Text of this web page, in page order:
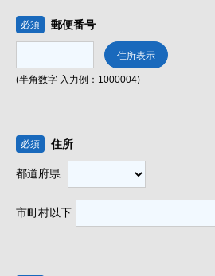
必須 郵便番号
(半角数字 入力例：1000004)
必須 住所
都道府県
市町村以下